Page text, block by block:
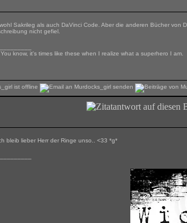
Sakrileg als auch DaVinci Code. Aber die anderen Bücher
nicht gefiel.
know, it's times like these when I realize what a superhero I am.
bleib lieber Herr der Ringe unso.. <33 *g*